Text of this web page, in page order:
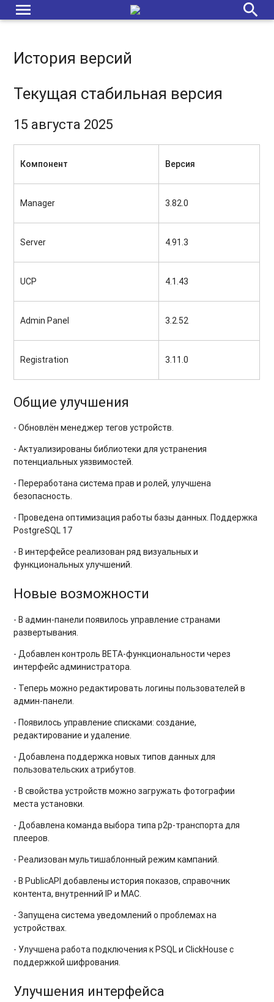
menu search
История версий
Текущая стабильная версия
15 августа 2025
Компонент Версия
Manager 3.82.0
Server 4.91.3
UCP 4.1.43
Admin Panel 3.2.52
Registration 3.11.0
Общие улучшения
- Обновлён менеджер тегов устройств.
- Актуализированы библиотеки для устранения
потенциальных уязвимостей.
- Переработана система прав и ролей, улучшена
безопасность.
- Проведена оптимизация работы базы данных. Поддержка
PostgreSQL 17
- В интерфейсе реализован ряд визуальных и
функциональных улучшений.
Новые возможности
- В админ-панели появилось управление странами
развертывания.
- Добавлен контроль BETA-функциональности через
интерфейс администратора.
- Теперь можно редактировать логины пользователей в
админ-панели.
- Появилось управление списками: создание,
редактирование и удаление.
- Добавлена поддержка новых типов данных для
пользовательских атрибутов.
- В свойства устройств можно загружать фотографии
места установки.
- Добавлена команда выбора типа p2p-транспорта для
плееров.
- Реализован мультишаблонный режим кампаний.
- В PublicAPI добавлены история показов, справочник
контента, внутренний IP и MAC.
- Запущена система уведомлений о проблемах на
устройствах.
- Улучшена работа подключения к PSQL и ClickHouse с
поддержкой шифрования.
Улучшения интерфейса